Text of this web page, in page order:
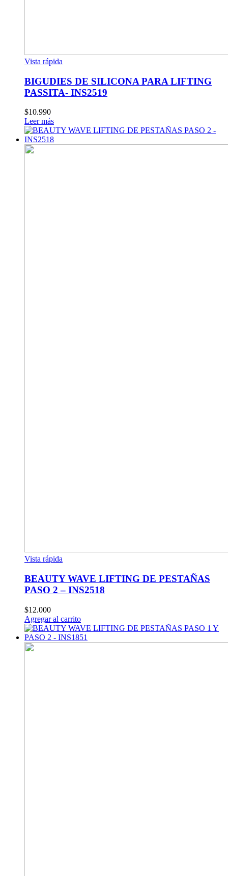
Vista rápida
BIGUDIES DE SILICONA PARA LIFTING
PASSITA- INS2519
$10.990
Leer más
Vista rápida
BEAUTY WAVE LIFTING DE PESTAÑAS
PASO 2 – INS2518
$12.000
Agregar al carrito